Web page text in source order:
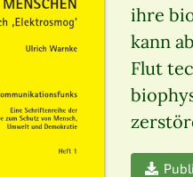
ihre
kann
Flut